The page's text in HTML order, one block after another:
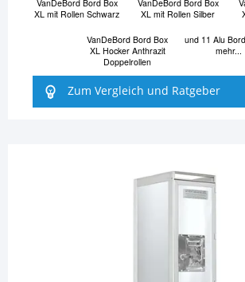
VanDeBord Bord Box
XL mit Rollen Schwarz
VanDeBord Bord Box
XL mit Rollen Silber
VanDeBord Bord Box
XL Hocker Anthrazit
Doppelrollen
und 11 Alu
mehr...
Zum Vergleich und Ratgeber